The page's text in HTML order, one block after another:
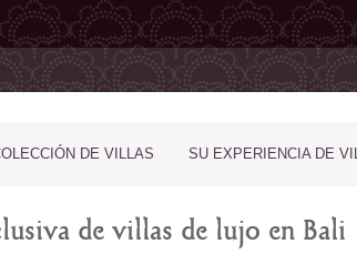
DE VILLAS SU EXPERIENCIA DE
de villas de lujo en Bali